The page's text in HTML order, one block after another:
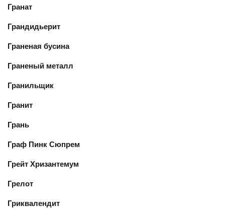
Гранат
Грандидьерит
Граненая бусина
Граненый металл
Гранильщик
Гранит
Грань
Граф Пинк Сюпрем
Грейт Хризантемум
Грелот
Гриквалендит